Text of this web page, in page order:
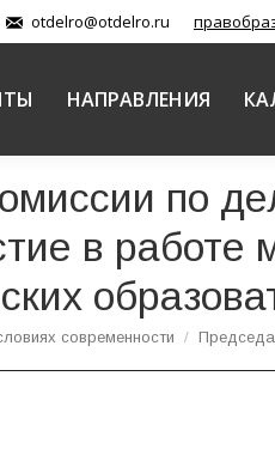
otdelro@otdelro.ru
НАПРАВЛЕНИЯ
по
в
современности